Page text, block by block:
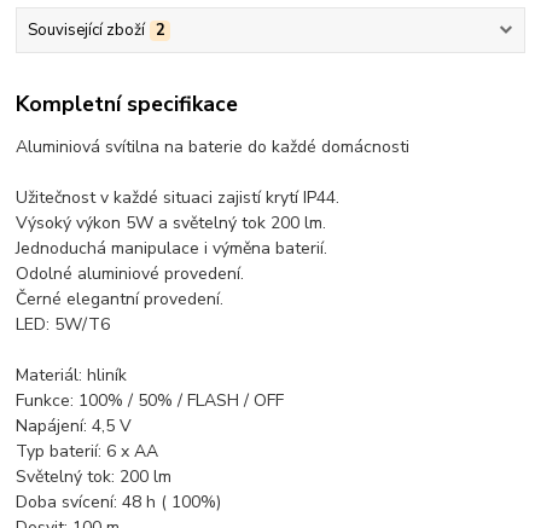
Související zboží 2
Kompletní specifikace
Aluminiová svítilna na baterie do každé domácnosti
Užitečnost v každé situaci zajistí krytí IP44.
Výsoký výkon 5W a světelný tok 200 lm.
Jednoduchá manipulace i výměna baterií.
Odolné aluminiové provedení.
Černé elegantní provedení.
LED: 5W/T6
Materiál: hliník
Funkce: 100% / 50% / FLASH / OFF
Napájení: 4,5 V
Typ baterií: 6 x AA
Světelný tok: 200 lm
Doba svícení: 48 h ( 100%)